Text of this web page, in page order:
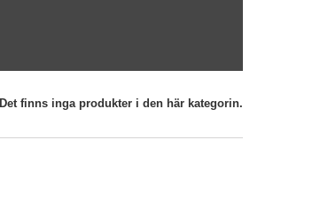
Det finns inga produkter i den här kategorin.